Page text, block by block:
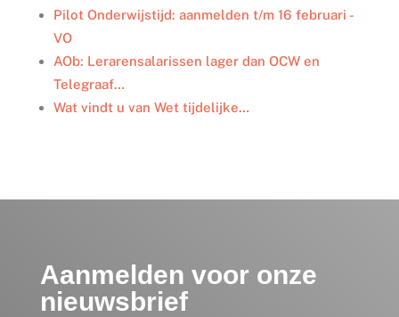
Pilot Onderwijstijd: aanmelden t/m 16 februari -
VO
AOb: Lerarensalarissen lager dan OCW en
Telegraaf…
Wat vindt u van Wet tijdelijke…
Aanmelden voor onze
nieuwsbrief